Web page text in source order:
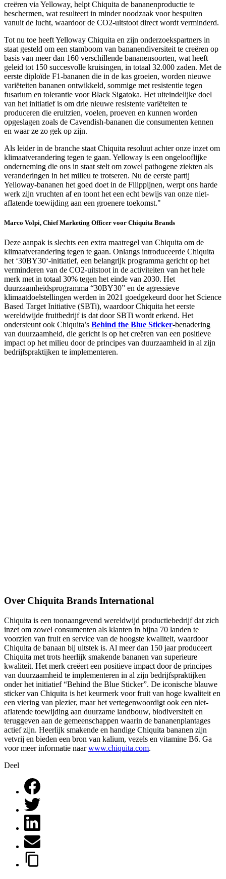
creëren via Yelloway, helpt Chiquita de bananenproductie te
beschermen, wat resulteert in minder noodzaak voor bespuiten
vanuit de lucht, waardoor de CO2-uitstoot direct wordt verminderd.
Tot nu toe heeft Yelloway Chiquita en zijn onderzoekspartners in
staat gesteld om een stamboom van bananendiversiteit te creëren op
basis van meer dan 160 verschillende bananensoorten, wat heeft
geleid tot 150 succesvolle kruisingen, in totaal 32.000 zaden. Met de
eerste diploïde F1-bananen die in de kas groeien, worden nieuwe
variëteiten bananen ontwikkeld, sommige met resistentie tegen
fusarium en tolerantie voor Black Sigatoka. Het uiteindelijke doel
van het initiatief is om drie nieuwe resistente variëteiten te
produceren die eruitzien, voelen, proeven en kunnen worden
opgeslagen zoals de Cavendish-bananen die consumenten kennen
en waar ze zo gek op zijn.
Als leider in de branche staat Chiquita resoluut achter onze inzet om
klimaatverandering tegen te gaan. Yelloway is een ongelooflijke
onderneming die ons in staat stelt om zowel pathogene ziekten als
veranderingen in het milieu te trotseren. Nu de eerste partij
Yelloway-bananen het goed doet in de Filippijnen, werpt ons harde
werk zijn vruchten af en toont het een echt bewijs van onze niet-
aflatende toewijding aan een groenere toekomst."
Marco Volpi, Chief Marketing Officer voor Chiquita Brands
Deze aanpak is slechts een extra maatregel van Chiquita om de
klimaatverandering tegen te gaan. Onlangs introduceerde Chiquita
het ‘30BY30‘-initiatief, een belangrijk programma gericht op het
verminderen van de CO2-uitstoot in de activiteiten van het hele
merk met in totaal 30% tegen het einde van 2030. Het
duurzaamheidsprogramma “30BY30” en de agressieve
klimaatdoelstellingen werden in 2021 goedgekeurd door het Science
Based Target Initiative (SBTi), waardoor Chiquita het eerste
wereldwijde fruitbedrijf is dat door SBTi wordt erkend. Het
ondersteunt ook Chiquita’s Behind the Blue Sticker-benadering
van duurzaamheid, die gericht is op het creëren van een positieve
impact op het milieu door de principes van duurzaamheid in al zijn
bedrijfspraktijken te implementeren.
Over Chiquita Brands International
Chiquita is een toonaangevend wereldwijd productiebedrijf dat zich
inzet om zowel consumenten als klanten in bijna 70 landen te
voorzien van fruit en service van de hoogste kwaliteit, waardoor
Chiquita de banaan bij uitstek is. Al meer dan 150 jaar produceert
Chiquita met trots heerlijk smakende bananen van superieure
kwaliteit. Het merk creëert een positieve impact door de principes
van duurzaamheid te implementeren in al zijn bedrijfspraktijken
onder het initiatief “Behind the Blue Sticker”. De iconische blauwe
sticker van Chiquita is het keurmerk voor fruit van hoge kwaliteit en
een viering van plezier, maar het vertegenwoordigt ook een niet-
aflatende toewijding aan duurzame landbouw, biodiversiteit en
teruggeven aan de gemeenschappen waarin de bananenplantages
actief zijn. Heerlijk smakende en handige Chiquita bananen zijn
vetvrij en bieden een bron van kalium, vezels en vitamine B6. Ga
voor meer informatie naarwww.chiquita.com.
Deel